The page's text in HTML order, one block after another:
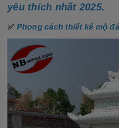
yêu thích nhất 2025.
✅ Phong cách thiết kế mộ